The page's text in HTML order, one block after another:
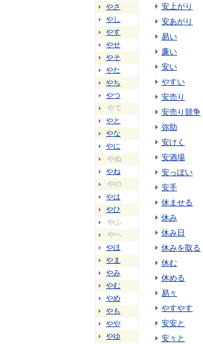
やさ
やし
やす
やせ
やそ
やた
やち
やつ
やて
やと
やな
やに
やぬ
やね
やの
やは
やひ
やふ
やへ
やほ
やま
やみ
やむ
やめ
やも
やや
やゆ
安上がり
安あがり
易い
廉い
安い
やすい
安売り
安売り競争
弥助
安けく
安酒場
安っぽい
安手
休ませる
休み
休み日
休みを取る
休む
休める
易々
やすやす
安安と
安々と